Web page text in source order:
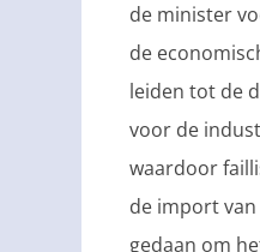
de minister
de
leiden tot de
voor de
waardoor
de import
gedaan om